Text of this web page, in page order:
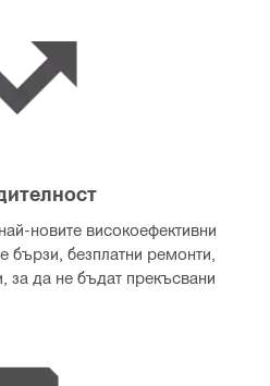
новите високоефективни
бързи, безплатни ремонти,
за да не бъдат прекъсвани